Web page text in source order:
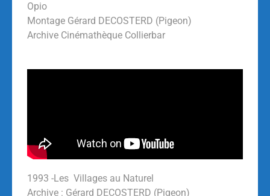
Opio
Montage Gérard DECOSTERD (Pigeon)
Archive Cinémathèque Collierbar
1993 -Les Villages au Naturel
Archive : Gérard DECOSTERD (Pigeon)